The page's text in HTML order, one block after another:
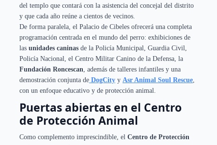
del templo que contará con la asistencia del concejal del distrito
y que cada año reúne a cientos de vecinos.
De forma paralela, el Palacio de Cibeles ofrecerá una completa
programación centrada en el mundo del perro: exhibiciones de
las unidades caninas de la Policía Municipal, Guardia Civil,
Policía Nacional, el Centro Militar Canino de la Defensa, la
Fundación Roncescan, además de talleres infantiles y una
demostración conjunta de DogCity y Asr Animal Soul Rescue,
con un enfoque educativo y de protección animal.
Puertas abiertas en el Centro
de Protección Animal
Como complemento imprescindible, el Centro de Protección